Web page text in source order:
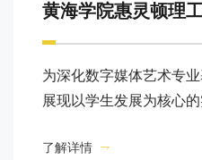
黄海学院惠灵顿理
教学成果展
为深化数字媒体艺术专
展现以学生发展为核心
院”）于2026年7月2日开
了解详情